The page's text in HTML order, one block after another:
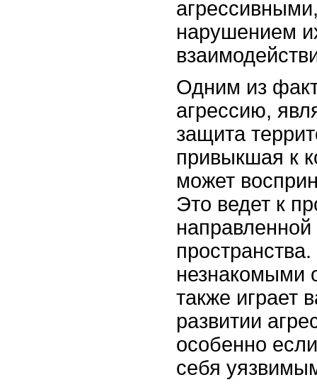
нарушением
Одним из
агрессию,
защита
привыкшая к
может
Это ведет к
незнакомыми
также играет
развитии
особенно
себя